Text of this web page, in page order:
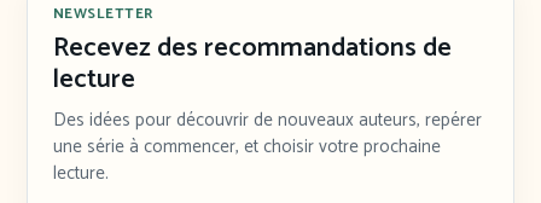
NEWSLETTER
Recevez des recommandations de
lecture
Des idées pour découvrir de nouveaux auteurs, repérer
une série à commencer, et choisir votre prochaine
lecture.